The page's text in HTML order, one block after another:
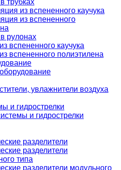
трубках
из вспененного каучука
из вспененного
рулонах
вспененного каучука
вспененного полиэтилена
увлажнители воздуха
и гидрострелки
и гидрострелки
разделители
разделители
типа
разделители модульного